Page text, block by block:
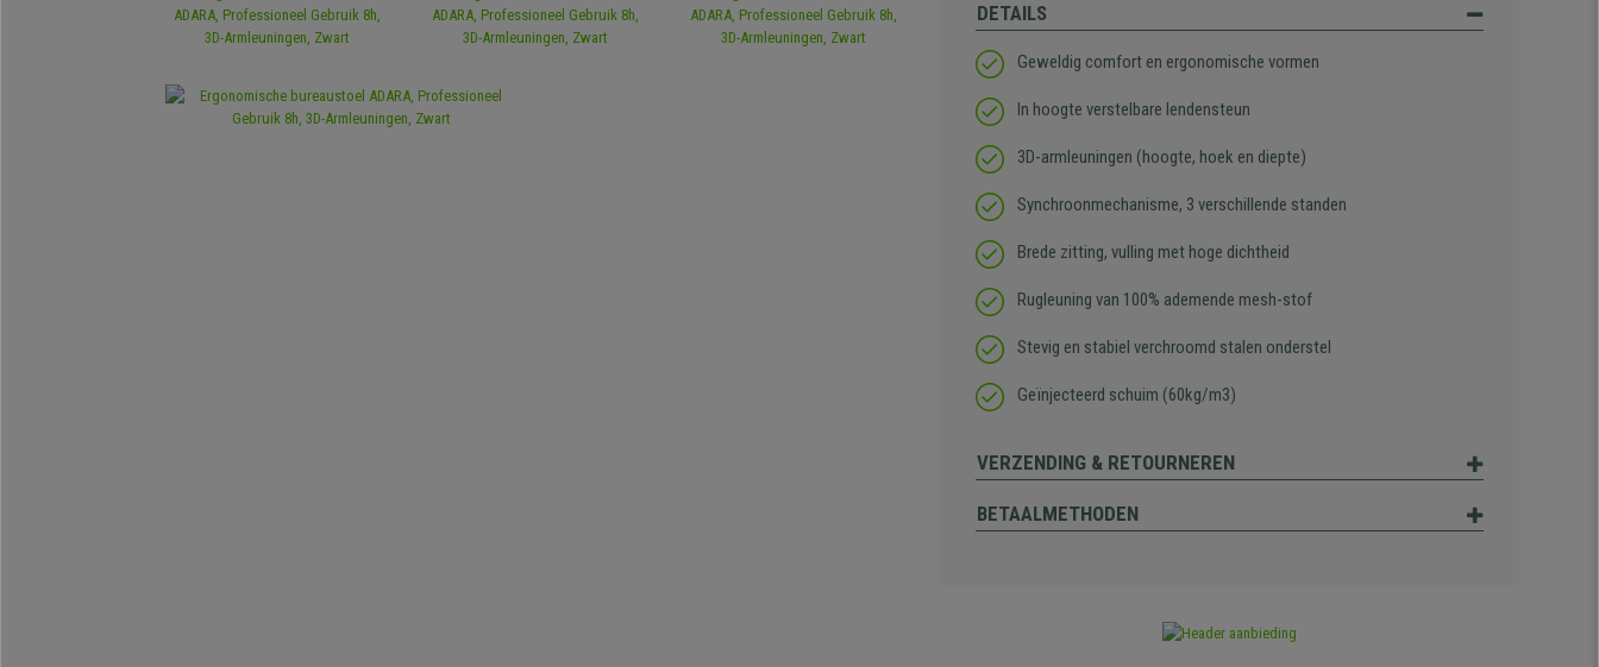
DETAILS
Geweldig comfort en ergonomische vormen
In hoogte verstelbare lendensteun
3D-armleuningen (hoogte, hoek en diepte)
Synchroonmechanisme, 3 verschillende standen
Brede zitting, vulling met hoge dichtheid
Rugleuning van 100% ademende mesh-stof
Stevig en stabiel verchroomd stalen onderstel
Geïnjecteerd schuim (60kg/m3)
VERZENDING & RETOURNEREN
BETAALMETHODEN